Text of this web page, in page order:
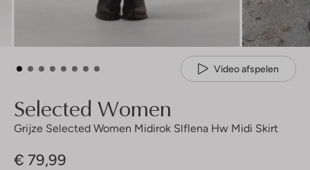
Video afspelen
Selected Women
Grijze Selected Women Midirok Slflena Hw Midi Skirt
€ 79,99